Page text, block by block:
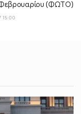
(ΦΩΤΟ)
15:00